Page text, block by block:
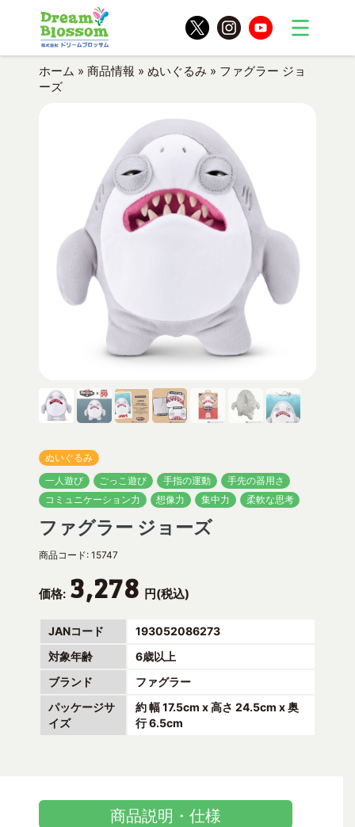
ホーム » 商品情報 » ぬいぐるみ » ファグラー ジョ
ーズ
ぬいぐるみ
一人遊び
ごっこ遊び 手指の運動
手先の器用さ
コミュニケーション力
想像力 集中力 柔軟な思考
ファグラー ジョーズ
商品コード: 15747
価格: 3,278 円(税込)
JANコード
193052086273
対象年齢
6歳以上
ブランド
ファグラー
パッケージサ
イズ
約 幅 17.5cm x 高さ 24.5cm x 奥
行 6.5cm
商品説明・仕様